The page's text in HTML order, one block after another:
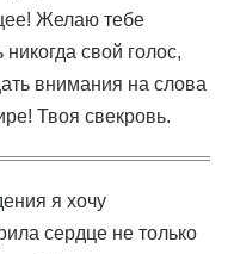
Желаю тебе
свой голос,
внимания на слова
Твоя свекровь.
я хочу
сердце не только